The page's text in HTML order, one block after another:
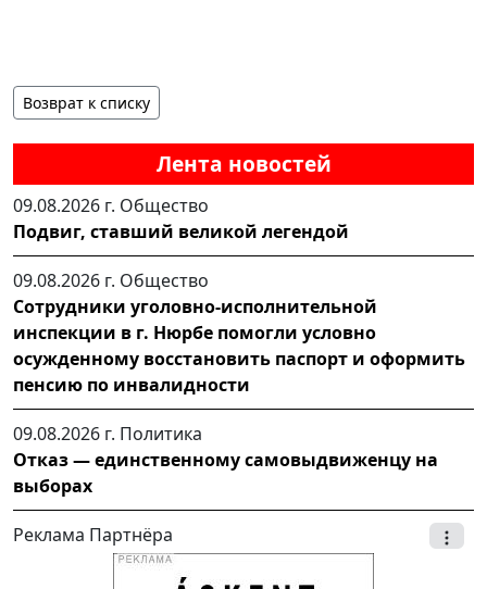
Лента новостей
09.08.2026 г. Общество
Подвиг, ставший великой легендой
09.08.2026 г. Общество
Сотрудники уголовно-исполнительной
инспекции в г. Нюрбе помогли условно
осужденному восстановить паспорт и оформить
пенсию по инвалидности
09.08.2026 г. Политика
Отказ — единственному самовыдвиженцу на
выборах
Реклама Партнёра
Возврат к списку